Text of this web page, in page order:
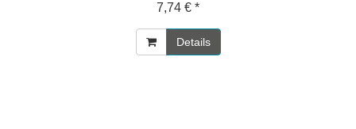
7,74 € *
Details